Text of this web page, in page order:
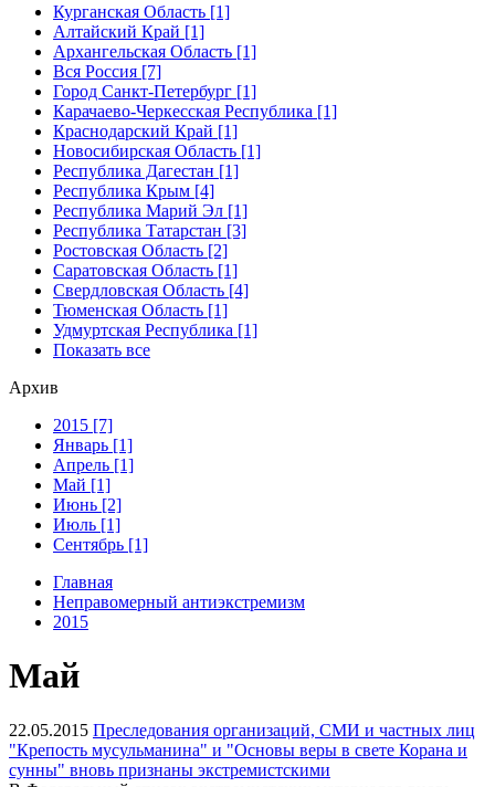
Курганская Область [1]
Алтайский Край [1]
Архангельская Область [1]
Вся Россия [7]
Город Санкт-Петербург [1]
Карачаево-Черкесская Республика [1]
Краснодарский Край [1]
Новосибирская Область [1]
Республика Дагестан [1]
Республика Крым [4]
Республика Марий Эл [1]
Республика Татарстан [3]
Ростовская Область [2]
Саратовская Область [1]
Свердловская Область [4]
Тюменская Область [1]
Удмуртская Республика [1]
Показать все
Архив
2015 [7]
Январь [1]
Апрель [1]
Май [1]
Июнь [2]
Июль [1]
Сентябрь [1]
Главная
Неправомерный антиэкстремизм
2015
Май
22.05.2015 Преследования организаций, СМИ и частных лиц
"Крепость мусульманина" и "Основы веры в свете Корана и
сунны" вновь признаны экстремистскими